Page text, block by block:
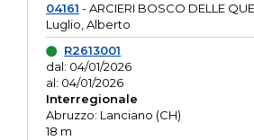
04161 - ARCIERI BOSCO DELLE
Luglio, Alberto
R2613001
dal: 04/01/2026
al: 04/01/2026
Interregionale
Abruzzo: Lanciano (CH)
18 m